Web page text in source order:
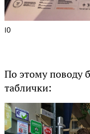
10
По этому поводу
таблички: